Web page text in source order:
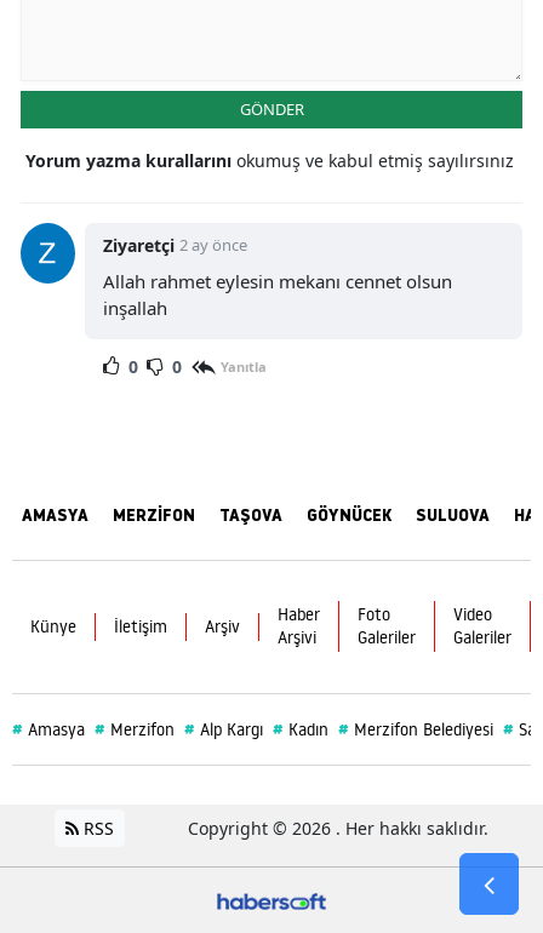
GÖNDER
Yorum yazma kurallarını okumuş ve kabul etmiş sayılırsınız
Ziyaretçi 2 ay önce
Allah rahmet eylesin mekanı cennet olsun
inşallah
0 0 Yanıtla
AMASYA MERZİFON TAŞOVA GÖYNÜCEK SULUOVA
Künye İletişim Arşiv
Haber
Arşivi
Foto
Galeriler
Video
Galeriler
# Amasya # Merzifon # Alp Kargı # Kadın # Merzifon Belediyesi #
RSS Copyright © 2026 . Her hakkı saklıdır.